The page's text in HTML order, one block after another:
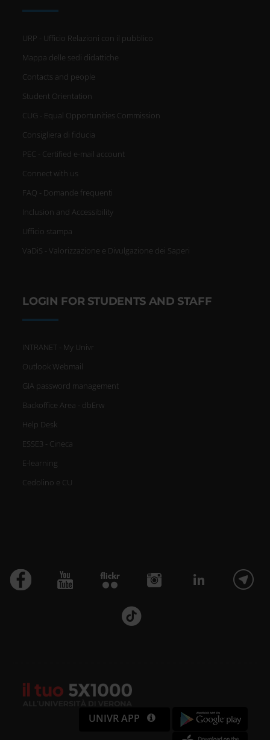
URP - Ufficio Relazioni con il pubblico
Mappa delle sedi didattiche
Contacts and people
Student Orientation
CUG - Equal Opportunities Commission
Consigliera di fiducia
PEC - Certified e-mail account
Connect with us
FAQ - Domande frequenti
Inclusion and Accessibility
Ufficio stampa
VaDiS - Valorizzazione e Divulgazione dei Saperi
LOGIN FOR STUDENTS AND STAFF
INTRANET - My Univr
Outlook Webmail
GIA password management
Backoffice Area - dbErw
Help Desk
ESSE3 - Cineca
E-learning
Cedolino e CU
UNIVR APP